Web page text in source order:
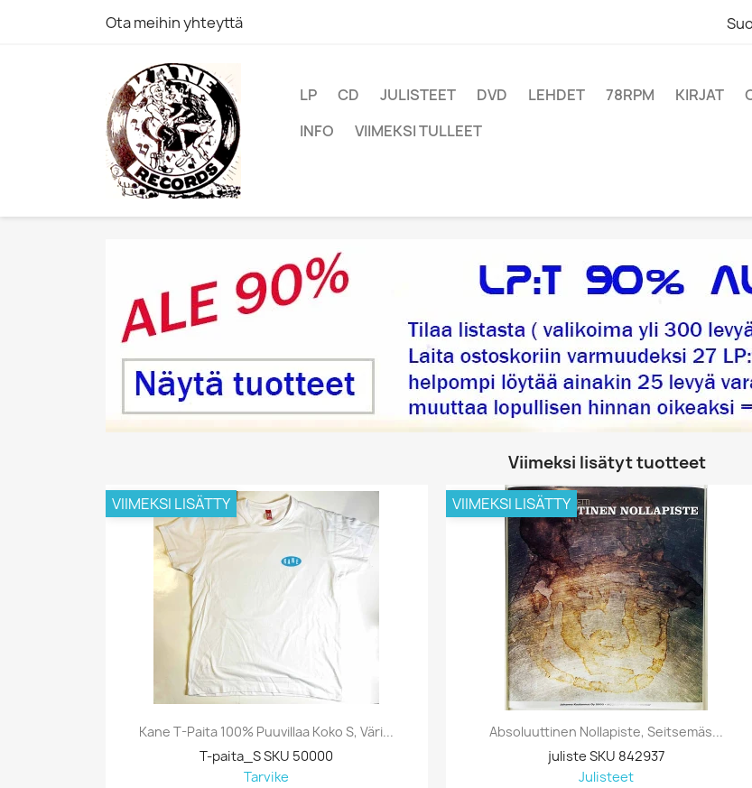
Ota meihin yhteyttä
LP CD JULISTEET DVD LEHDET 78RPM KIRJAT
INFO
VIIMEKSI TULLEET
Viimeksi lisätyt tuotteet
Kane T-Paita 100% Puuvillaa Koko S, Väri...
T-paita_S SKU 50000
Tarvike
VIIMEKSI LISÄTTY
Absoluuttinen Nollapiste, Seitsemäs...
juliste SKU 842937
Julisteet
VIIMEKSI LISÄTTY